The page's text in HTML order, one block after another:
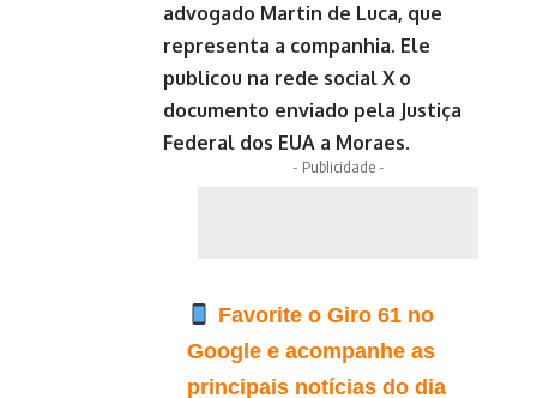
advogado Martin de Luca, que
representa a companhia. Ele
publicou na rede social X o
documento enviado pela Justiça
Federal dos EUA a Moraes.
- Publicidade -
Favorite o Giro 61 no
Google e acompanhe as
principais notícias do dia